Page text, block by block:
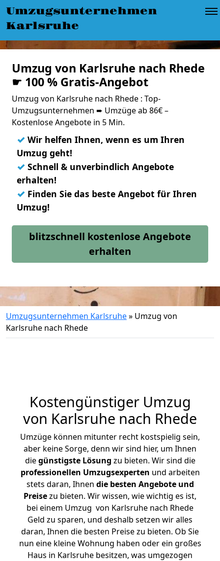
Umzugsunternehmen
Karlsruhe
Umzug von Karlsruhe nach Rhede
☛ 100 % Gratis-Angebot
Umzug von Karlsruhe nach Rhede : Top-
Umzugsunternehmen ➨ Umzüge ab 86€ –
Kostenlose Angebote in 5 Min.
✓ Wir helfen Ihnen, wenn es um Ihren
Umzug geht!
✓ Schnell & unverbindlich Angebote
erhalten!
✓ Finden Sie das beste Angebot für Ihren
Umzug!
blitzschnell kostenlose Angebote
erhalten
Umzugsunternehmen Karlsruhe» Umzug von
Karlsruhe nach Rhede
Kostengünstiger Umzug
von Karlsruhe nach Rhede
Umzüge können mitunter recht kostspielig sein,
aber keine Sorge, denn wir sind hier, um Ihnen
diegünstigste Lösung zu bieten. Wir sind die
professionellen Umzugsexperten und arbeiten
stets daran, Ihnen die besten Angebote und
Preisezu bieten. Wir wissen, wie wichtig es ist,
bei einem Umzug von Karlsruhe nach Rhede
Geld zu sparen, und deshalb setzen wir alles
daran, Ihnen die besten Preise zu bieten. Ob Sie
nun eine kleine Wohnung haben oder ein großes
Haus in Karlsruhe besitzen, was umgezogen